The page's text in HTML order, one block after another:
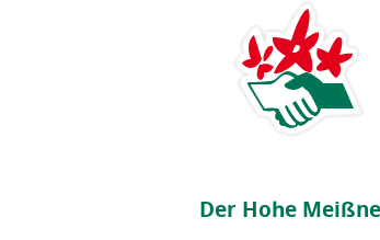
Der Hohe